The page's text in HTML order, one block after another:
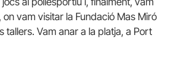
vam visitar la Fundació Mas Miró
tallers. Vam anar a la platja, a Port